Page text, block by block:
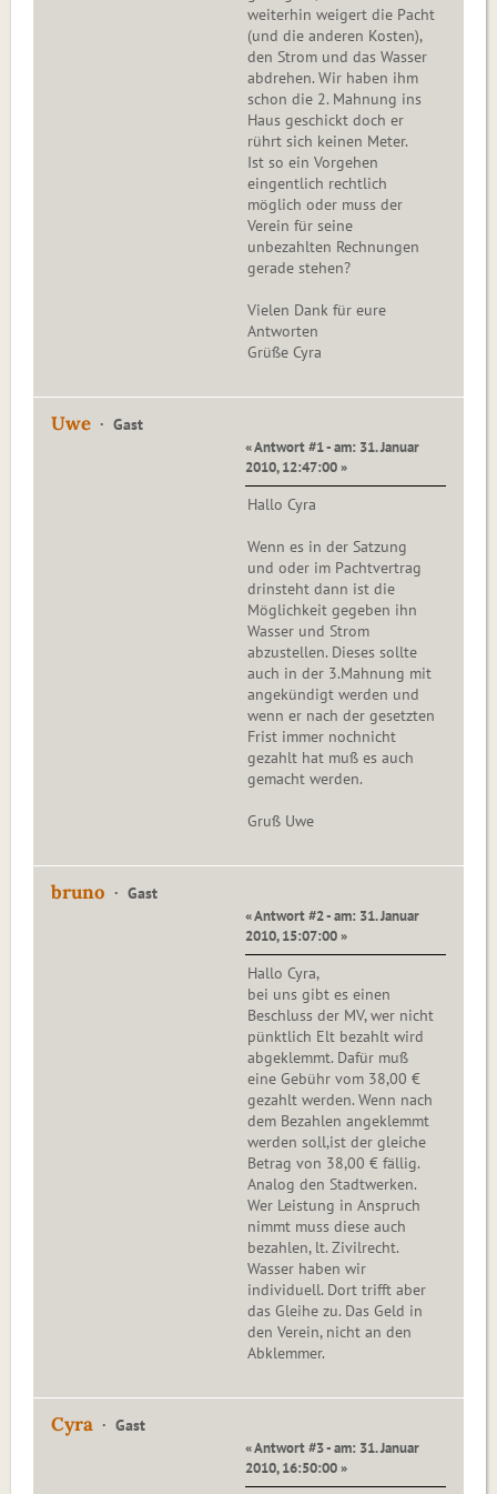
weiterhin weigert die Pacht
(und die anderen Kosten),
den Strom und das Wasser
abdrehen. Wir haben ihm
schon die 2. Mahnung ins
Haus geschickt doch er
rührt sich keinen Meter.
Ist so ein Vorgehen
eingentlich rechtlich
möglich oder muss der
Verein für seine
unbezahlten Rechnungen
gerade stehen?
Vielen Dank für eure
Antworten
Grüße Cyra
Uwe Gast
« Antwort #1 - am: 31. Januar
2010, 12:47:00 »
Hallo Cyra
Wenn es in der Satzung
und oder im Pachtvertrag
drinsteht dann ist die
Möglichkeit gegeben ihn
Wasser und Strom
abzustellen. Dieses sollte
auch in der 3.Mahnung mit
angekündigt werden und
wenn er nach der gesetzten
Frist immer nochnicht
gezahlt hat muß es auch
gemacht werden.
Gruß Uwe
bruno Gast
« Antwort #2 - am: 31. Januar
2010, 15:07:00 »
Hallo Cyra,
bei uns gibt es einen
Beschluss der MV, wer nicht
pünktlich Elt bezahlt wird
abgeklemmt. Dafür muß
eine Gebühr vom 38,00 €
gezahlt werden. Wenn nach
dem Bezahlen angeklemmt
werden soll,ist der gleiche
Betrag von 38,00 € fällig.
Analog den Stadtwerken.
Wer Leistung in Anspruch
nimmt muss diese auch
bezahlen, lt. Zivilrecht.
Wasser haben wir
individuell. Dort trifft aber
das Gleihe zu. Das Geld in
den Verein, nicht an den
Abklemmer.
Cyra Gast
« Antwort #3 - am: 31. Januar
2010, 16:50:00 »